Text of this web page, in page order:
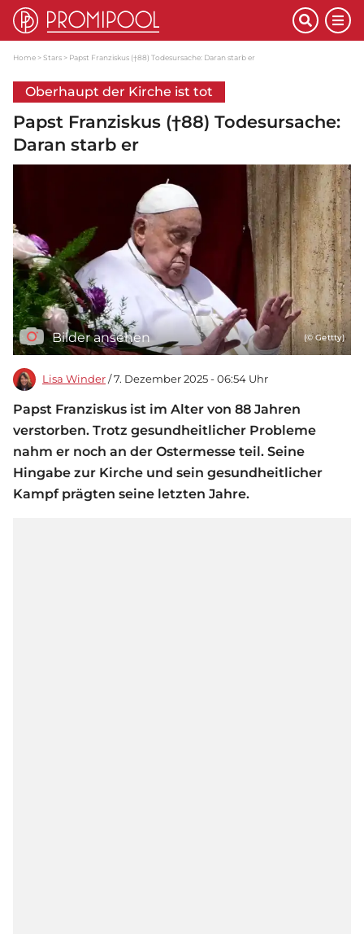
Home Stars Papst Franziskus (†88) Todesursache: Daran starb er
Oberhaupt der Kirche ist tot
Papst Franziskus (†88) Todesursache:
Daran starb er
Bilder ansehen (© Gettty)
Lisa Winder / 7. Dezember 2025 - 06:54 Uhr
Papst Franziskus ist im Alter von 88 Jahren
verstorben. Trotz gesundheitlicher Probleme
nahm er noch an der Ostermesse teil. Seine
Hingabe zur Kirche und sein gesundheitlicher
Kampf prägten seine letzten Jahre.